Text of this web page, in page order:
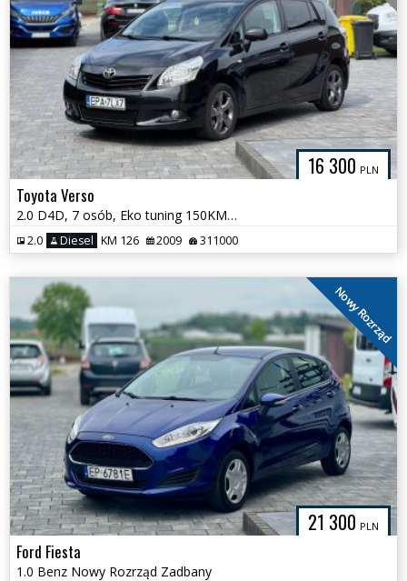
16 300 PLN
Toyota Verso
2.0 D4D, 7 osób, Eko tuning 150KM, Hak, Salon Polska
2.0 Diesel KM 126 2009 311000
21 300 PLN
Nowy Rozrząd
Ford Fiesta
1.0 Benz Nowy Rozrząd Zadbany